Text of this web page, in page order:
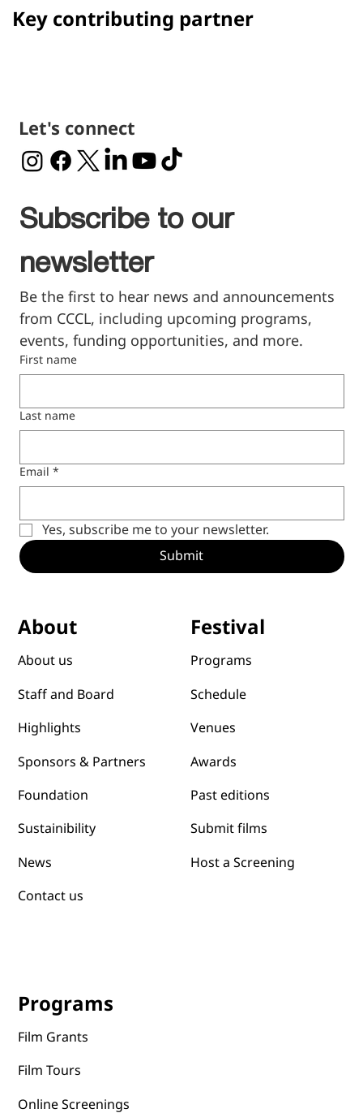
Key contributing partner
Let's connect
Subscribe to our
newsletter
Be the first to hear news and announcements
from CCCL, including upcoming programs,
events, funding opportunities, and more.
First name
Last name
Email *
Yes, subscribe me to your newsletter.
Submit
About
About us
Staff and Board
Highlights
Sponsors & Partners
Foundation
Sustainibility
News
Contact us
Festival
Programs
Schedule
Venues
Awards
Past editions
Submit films
Host a Screening
Programs
Film Grants
Film Tours
Online Screenings